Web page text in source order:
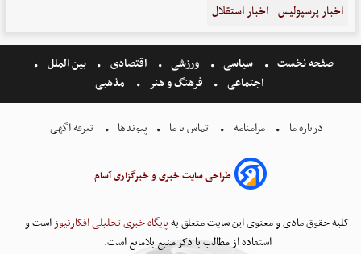
اخبار پرسپولیس اخبار استقلال
صفحه نخست سیاسی ورزشی اقتصادی
بین الملل
اجتماعی
فرهنگ و هنر مذهبی
درباره ما مرامنامه تماس با ما پیوندها تعرفه اگهی
طراحی سایت خبری و خبرگزاری آسام
کلیه حقوق مادی و معنوی این سایت متعلق بهپایگاه خبری تحلیلی افکارنیوزاست و
استفاده از مطالب با ذکر منبع بلامانع است.